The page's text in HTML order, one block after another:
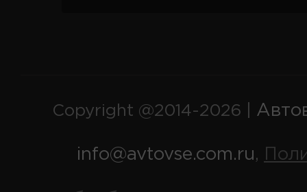
Copyright @2014-2026 |
info@avtovse.com.ru,